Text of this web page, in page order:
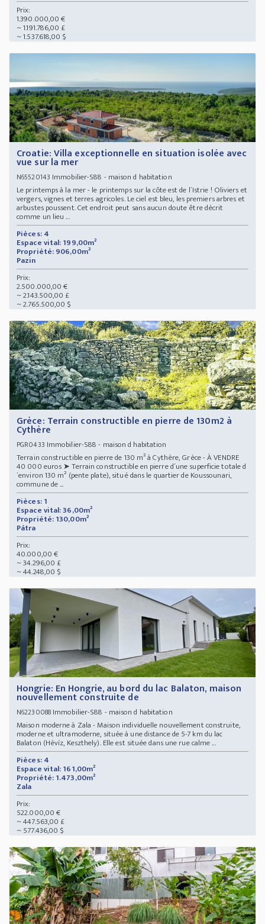
Prix:
1.390.000,00 €
~ 1.191.786,00 £
~ 1.537.618,00 $
Croatie: Villa exceptionnelle en situation isolée avec
vue sur la mer
N65520143 Immobilier-S88 - maison d habitation
Le printemps à la mer - le printemps sur la côte est de l´Istrie ! Oliviers et
vergers, vignes et terres agricoles. Le ciel est bleu, les premiers arbres et
arbustes poussent. Cet endroit peut sans aucun doute être décrit
comme un lieu ...
Pièces: 4
Espace vital: 199,00m²
Propriété: 906,00m²
Pazin
Prix:
2.500.000,00 €
~ 2.143.500,00 £
~ 2.765.500,00 $
Grèce: Terrain constructible en pierre de 130m2 à
Cythère
PGR0433 Immobilier-S88 - maison d habitation
Terrain constructible en pierre de 130 m² à Cythère, Grèce - À VENDRE
40 000 euros ➤ Terrain constructible en pierre d´une superficie totale d
´environ 130 m² (pente plate), situé dans le quartier de Koussounari,
commune de ...
Pièces: 1
Espace vital: 36,00m²
Propriété: 130,00m²
Pátra
Prix:
40.000,00 €
~ 34.296,00 £
~ 44.248,00 $
Hongrie: En Hongrie, au bord du lac Balaton, maison
nouvellement construite de
N62230088Immobilier-S88 - maison d habitation
Maison moderne à Zala - Maison individuelle nouvellement construite,
moderne et ultramoderne, située à une distance de 5-7 km du lac
Balaton (Hévíz, Keszthely). Elle est située dans une rue calme ...
Pièces: 4
Espace vital: 161,00m²
Propriété: 1.473,00m²
Zala
Prix:
522.000,00 €
~ 447.563,00 £
~ 577.436,00 $